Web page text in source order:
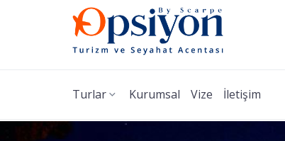
Turlar Kurumsal Vize İletişim